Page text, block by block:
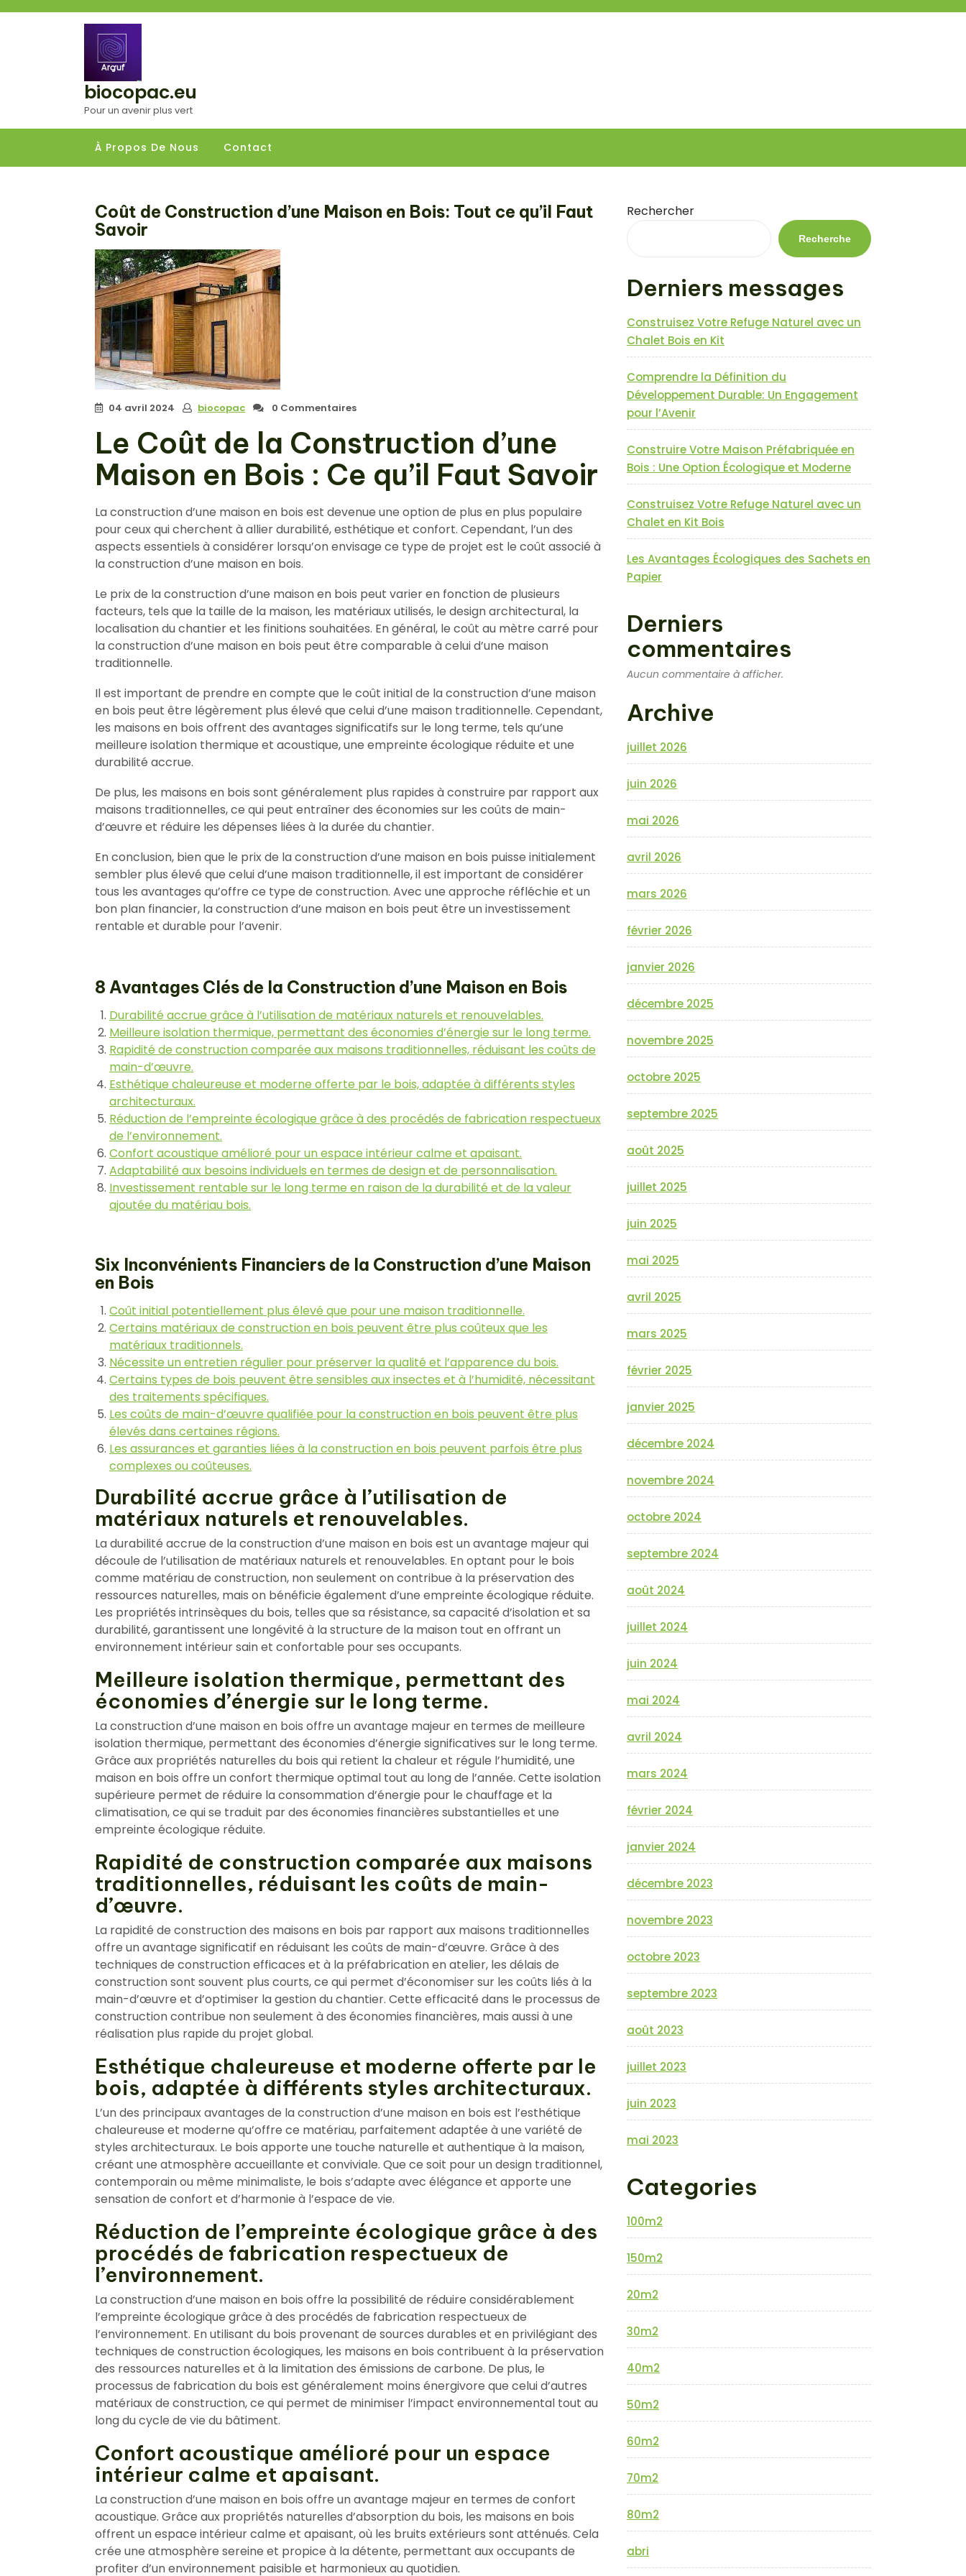
biocopac.eu
Pour un avenir plus vert
À Propos De Nous Contact
Coût de Construction d’une Maison en Bois: Tout ce qu’il Faut
Savoir
04 avril 2024 biocopac 0 Commentaires
Le Coût de la Construction d’une
Maison en Bois : Ce qu’il Faut Savoir
La construction d’une maison en bois est devenue une option de plus en plus populaire
pour ceux qui cherchent à allier durabilité, esthétique et confort. Cependant, l’un des
aspects essentiels à considérer lorsqu’on envisage ce type de projet est le coût associé à
la construction d’une maison en bois.
Le prix de la construction d’une maison en bois peut varier en fonction de plusieurs
facteurs, tels que la taille de la maison, les matériaux utilisés, le design architectural, la
localisation du chantier et les finitions souhaitées. En général, le coût au mètre carré pour
la construction d’une maison en bois peut être comparable à celui d’une maison
traditionnelle.
Il est important de prendre en compte que le coût initial de la construction d’une maison
en bois peut être légèrement plus élevé que celui d’une maison traditionnelle. Cependant,
les maisons en bois offrent des avantages significatifs sur le long terme, tels qu’une
meilleure isolation thermique et acoustique, une empreinte écologique réduite et une
durabilité accrue.
De plus, les maisons en bois sont généralement plus rapides à construire par rapport aux
maisons traditionnelles, ce qui peut entraîner des économies sur les coûts de main-
d’œuvre et réduire les dépenses liées à la durée du chantier.
En conclusion, bien que le prix de la construction d’une maison en bois puisse initialement
sembler plus élevé que celui d’une maison traditionnelle, il est important de considérer
tous les avantages qu’offre ce type de construction. Avec une approche réfléchie et un
bon plan financier, la construction d’une maison en bois peut être un investissement
rentable et durable pour l’avenir.
8 Avantages Clés de la Construction d’une Maison en Bois
Durabilité accrue grâce à l’utilisation de matériaux naturels et renouvelables.
Meilleure isolation thermique, permettant des économies d’énergie sur le long terme.
Rapidité de construction comparée aux maisons traditionnelles, réduisant les coûts de
main-d’œuvre.
Esthétique chaleureuse et moderne offerte par le bois, adaptée à différents styles
architecturaux.
Réduction de l’empreinte écologique grâce à des procédés de fabrication respectueux
de l’environnement.
Confort acoustique amélioré pour un espace intérieur calme et apaisant.
Adaptabilité aux besoins individuels en termes de design et de personnalisation.
Investissement rentable sur le long terme en raison de la durabilité et de la valeur
ajoutée du matériau bois.
Six Inconvénients Financiers de la Construction d’une Maison
en Bois
Coût initial potentiellement plus élevé que pour une maison traditionnelle.
Certains matériaux de construction en bois peuvent être plus coûteux que les
matériaux traditionnels.
Nécessite un entretien régulier pour préserver la qualité et l’apparence du bois.
Certains types de bois peuvent être sensibles aux insectes et à l’humidité, nécessitant
des traitements spécifiques.
Les coûts de main-d’œuvre qualifiée pour la construction en bois peuvent être plus
élevés dans certaines régions.
Les assurances et garanties liées à la construction en bois peuvent parfois être plus
complexes ou coûteuses.
Durabilité accrue grâce à l’utilisation de
matériaux naturels et renouvelables.
La durabilité accrue de la construction d’une maison en bois est un avantage majeur qui
découle de l’utilisation de matériaux naturels et renouvelables. En optant pour le bois
comme matériau de construction, non seulement on contribue à la préservation des
ressources naturelles, mais on bénéficie également d’une empreinte écologique réduite.
Les propriétés intrinsèques du bois, telles que sa résistance, sa capacité d’isolation et sa
durabilité, garantissent une longévité à la structure de la maison tout en offrant un
environnement intérieur sain et confortable pour ses occupants.
Meilleure isolation thermique, permettant des
économies d’énergie sur le long terme.
La construction d’une maison en bois offre un avantage majeur en termes de meilleure
isolation thermique, permettant des économies d’énergie significatives sur le long terme.
Grâce aux propriétés naturelles du bois qui retient la chaleur et régule l’humidité, une
maison en bois offre un confort thermique optimal tout au long de l’année. Cette isolation
supérieure permet de réduire la consommation d’énergie pour le chauffage et la
climatisation, ce qui se traduit par des économies financières substantielles et une
empreinte écologique réduite.
Rapidité de construction comparée aux maisons
traditionnelles, réduisant les coûts de main-
d’œuvre.
La rapidité de construction des maisons en bois par rapport aux maisons traditionnelles
offre un avantage significatif en réduisant les coûts de main-d’œuvre. Grâce à des
techniques de construction efficaces et à la préfabrication en atelier, les délais de
construction sont souvent plus courts, ce qui permet d’économiser sur les coûts liés à la
main-d’œuvre et d’optimiser la gestion du chantier. Cette efficacité dans le processus de
construction contribue non seulement à des économies financières, mais aussi à une
réalisation plus rapide du projet global.
Esthétique chaleureuse et moderne offerte par le
bois, adaptée à différents styles architecturaux.
L’un des principaux avantages de la construction d’une maison en bois est l’esthétique
chaleureuse et moderne qu’offre ce matériau, parfaitement adaptée à une variété de
styles architecturaux. Le bois apporte une touche naturelle et authentique à la maison,
créant une atmosphère accueillante et conviviale. Que ce soit pour un design traditionnel,
contemporain ou même minimaliste, le bois s’adapte avec élégance et apporte une
sensation de confort et d’harmonie à l’espace de vie.
Réduction de l’empreinte écologique grâce à des
procédés de fabrication respectueux de
l’environnement.
La construction d’une maison en bois offre la possibilité de réduire considérablement
l’empreinte écologique grâce à des procédés de fabrication respectueux de
l’environnement. En utilisant du bois provenant de sources durables et en privilégiant des
techniques de construction écologiques, les maisons en bois contribuent à la préservation
des ressources naturelles et à la limitation des émissions de carbone. De plus, le
processus de fabrication du bois est généralement moins énergivore que celui d’autres
matériaux de construction, ce qui permet de minimiser l’impact environnemental tout au
long du cycle de vie du bâtiment.
Confort acoustique amélioré pour un espace
intérieur calme et apaisant.
La construction d’une maison en bois offre un avantage majeur en termes de confort
acoustique. Grâce aux propriétés naturelles d’absorption du bois, les maisons en bois
offrent un espace intérieur calme et apaisant, où les bruits extérieurs sont atténués. Cela
crée une atmosphère sereine et propice à la détente, permettant aux occupants de
profiter d’un environnement paisible et harmonieux au quotidien.
Rechercher
Recherche
Derniers messages
Construisez Votre Refuge Naturel avec un
Chalet Bois en Kit
Comprendre la Définition du
Développement Durable: Un Engagement
pour l’Avenir
Construire Votre Maison Préfabriquée en
Bois : Une Option Écologique et Moderne
Construisez Votre Refuge Naturel avec un
Chalet en Kit Bois
Les Avantages Écologiques des Sachets en
Papier
Derniers
commentaires
Aucun commentaire à afficher.
Archive
juillet 2026
juin 2026
mai 2026
avril 2026
mars 2026
février 2026
janvier 2026
décembre 2025
novembre 2025
octobre 2025
septembre 2025
août 2025
juillet 2025
juin 2025
mai 2025
avril 2025
mars 2025
février 2025
janvier 2025
décembre 2024
novembre 2024
octobre 2024
septembre 2024
août 2024
juillet 2024
juin 2024
mai 2024
avril 2024
mars 2024
février 2024
janvier 2024
décembre 2023
novembre 2023
octobre 2023
septembre 2023
août 2023
juillet 2023
juin 2023
mai 2023
Categories
100m2
150m2
20m2
30m2
40m2
50m2
60m2
70m2
80m2
abri